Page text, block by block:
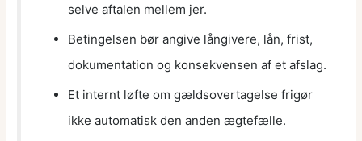
selve aftalen mellem jer.
Betingelsen bør angive långivere, lån, frist,
dokumentation og konsekvensen af et afslag.
Et internt løfte om gældsovertagelse frigør
ikke automatisk den anden ægtefælle.